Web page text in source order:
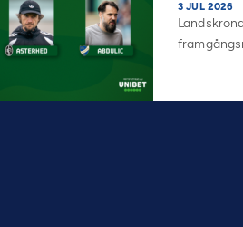
3 JUL 2026